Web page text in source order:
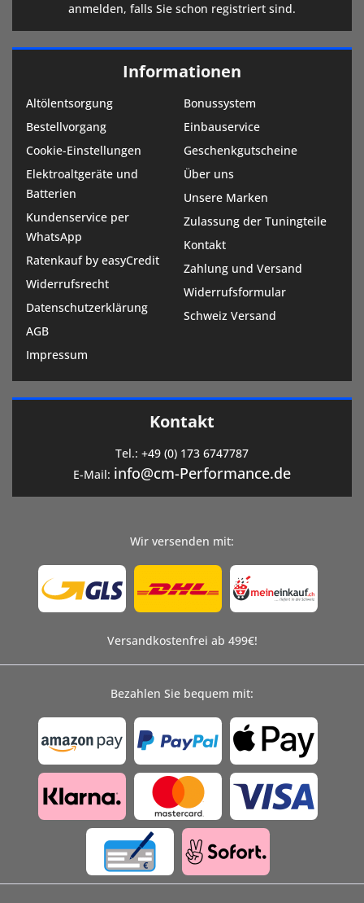
anmelden, falls Sie schon registriert sind.
Informationen
Altölentsorgung
Bestellvorgang
Cookie-Einstellungen
Elektroaltgeräte und
Batterien
Kundenservice per
WhatsApp
Ratenkauf by easyCredit
Widerrufsrecht
Datenschutzerklärung
AGB
Impressum
Bonussystem
Einbauservice
Geschenkgutscheine
Über uns
Unsere Marken
Zulassung der Tuningteile
Kontakt
Zahlung und Versand
Widerrufsformular
Schweiz Versand
Kontakt
Tel.: +49 (0) 173 6747787
E-Mail: info@cm-Performance.de
Wir versenden mit:
Versandkostenfrei ab 499€!
Bezahlen Sie bequem mit: